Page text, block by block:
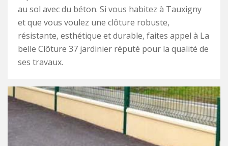
au sol avec du béton. Si vous habitez à Tauxigny
et que vous voulez une clôture robuste,
résistante, esthétique et durable, faites appel à La
belle Clôture 37 jardinier réputé pour la qualité de
ses travaux.